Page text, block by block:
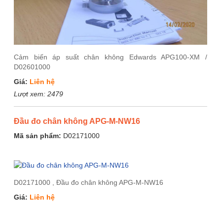
Cảm biến áp suất chân không Edwards APG100-XM /
D02601000
Giá: Liên hệ
Lượt xem:2479
Đầu đo chân không APG-M-NW16
Mã sản phẩm: D02171000
D02171000 , Đầu đo chân không APG-M-NW16
Giá: Liên hệ